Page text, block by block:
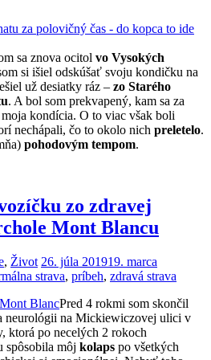
sa znova ocitol vo Vysokých
si išiel odskúšať svoju kondičku na
už desiatky ráz – zo Starého
. A bol som prekvapený, kam sa za
kondícia. O to viac však boli
nechápali, čo to okolo nich preletelo.
pohodovým tempom.
zo zdravej
Mont Blancu
, Život 26. júla 201919. marca
strava, príbeh, zdravá strava
Pred 4 rokmi som skončil
neurológii na Mickiewiczovej ulici v
ktorá po necelých 2 rokoch
spôsobila môj kolaps po všetkých